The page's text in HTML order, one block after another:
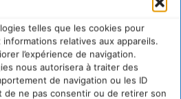
telles que les cookies pour
relatives aux appareils.
l’expérience de navigation.
nous autorisera à traiter des
de navigation ou les ID
de ne pas consentir ou de retirer son